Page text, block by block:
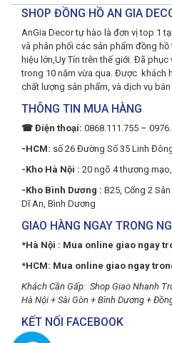
SHOP ĐỒNG HỒ AN GIA
AnGia Decor tự hào là đơn vị top 1
và phân phối các sản phẩm đồng
hiệu lớn,Uy Tín trên thế giới. Đã
trong 10 năm vừa qua. Được khách
chất lượng sản phẩm, và dịch vụ bán
THÔNG TIN MUA HÀNG
☎ Điện thoại: 0868.111.755 –
-HCM: số 26 Đường Số 35 Linh
-Kho Hà Nội : 20 ngõ 4 thương
-Kho Bình Dương : B25, Cổng 2
Dĩ An, Bình Dương
GIAO HÀNG NGAY TRONG
*Hà Nội : Mua online giao ngay
*HCM: Mua online giao ngay
Khách Cần Gấp: Shop Giao Nhanh
Hà Nội + Sài Gòn + Bình Dương +
KẾT NỐI FACEBOOK